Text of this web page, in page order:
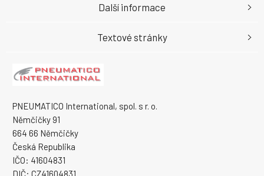
PNEUMATICO International, spol. s r. o.
Němčičky 91
664 66 Němčičky
Česká Republika
IČO: 41604831
DIČ: CZ41604831
Další informace
Textové stránky